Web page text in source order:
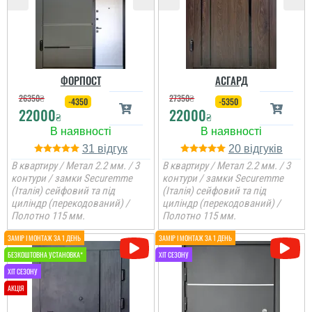
двері, все сподобалось,
хлопці молодці.
читати всі відгуки
ФОРПОСТ
26350₴
22000₴
-4350
31
В квартиру / Метал 2.2 мм. / 3
контури / замки Securemme
(Італія) сейфовий та під
циліндр (перекодований) /
Полотно 115 мм.
АСГАРД
27350₴
22000₴
-5350
20
В квартиру / Метал 2.2 мм. / 3
контури / замки Securemme
(Італія) сейфовий та під
циліндр (перекодований) /
Полотно 115 мм.